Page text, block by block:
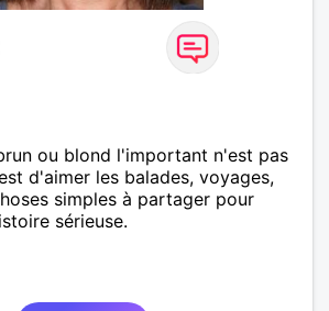
ou blond l'important n'est pas
d'aimer les balades, voyages,
simples à partager pour
sérieuse.